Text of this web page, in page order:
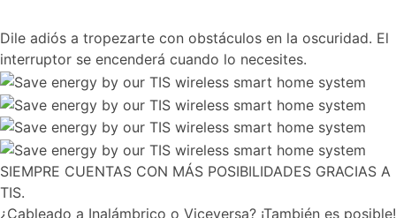
Dile adiós a tropezarte con obstáculos en la oscuridad. El
interruptor se encenderá cuando lo necesites.
SIEMPRE CUENTAS CON MÁS POSIBILIDADES GRACIAS A
TIS.
¿Cableado a Inalámbrico o Viceversa? ¡También es posible!